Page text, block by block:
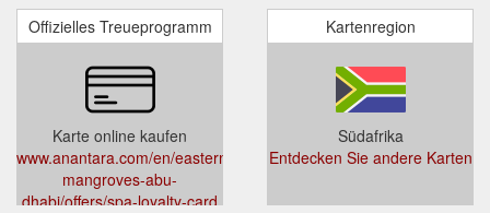
Offizielles Treueprogramm
Karte online kaufen
www.anantara.com/en/eastern-
mangroves-abu-
dhabi/offers/spa-loyalty-card
Kartenregion
Südafrika
Entdecken Sie andere Karten